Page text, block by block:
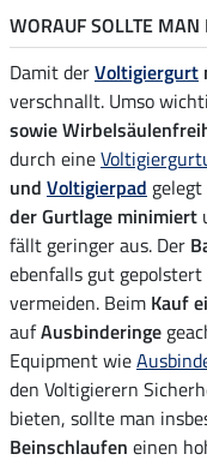
WORAUF SOLLTE MAN
Damit derVoltigiergurt
verschnallt. Umso
sowie
durch eine
und Voltigierpad
der Gurtlage minimiert
fällt geringer aus. Der
ebenfalls gut
vermeiden. Beim Kauf
aufAusbinderinge
Equipment wie
den Voltigierern
bieten, sollte man
Beinschlaufen einen